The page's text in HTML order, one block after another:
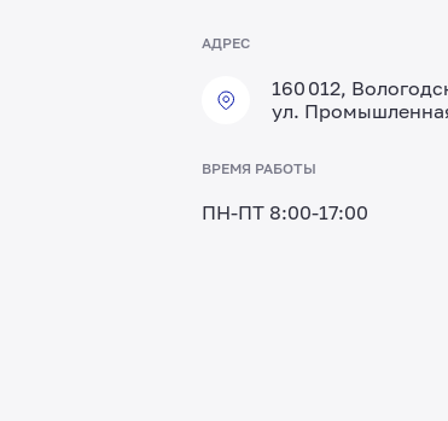
ПН-ПТ 8:00-17:00
ВРЕМЯ РАБОТЫ
160 012,
ул.
АДРЕС